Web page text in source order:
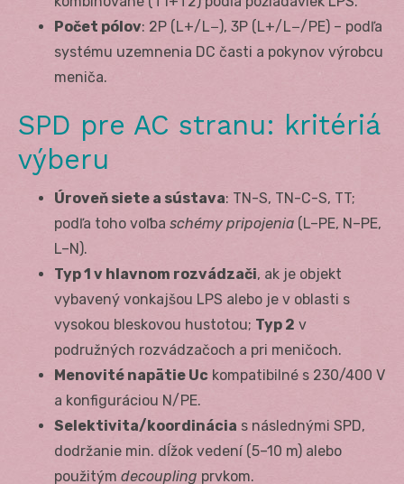
Počet pólov: 2P (L+/L−), 3P (L+/L−/PE) – podľa
systému uzemnenia DC časti a pokynov výrobcu
meniča.
SPD pre AC stranu: kritériá
výberu
Úroveň siete a sústava: TN-S, TN-C-S, TT;
podľa toho voľba schémy pripojenia (L–PE, N–PE,
L–N).
Typ 1 v hlavnom rozvádzači, ak je objekt
vybavený vonkajšou LPS alebo je v oblasti s
vysokou bleskovou hustotou; Typ 2 v
podružných rozvádzačoch a pri meničoch.
Menovité napätie Uc kompatibilné s 230/400 V
a konfiguráciou N/PE.
Selektivita/koordinácia s následnými SPD,
dodržanie min. dĺžok vedení (5–10 m) alebo
použitým decoupling prvkom.